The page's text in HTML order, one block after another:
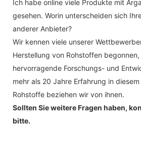
Ich habe online viele Produkte mit
gesehen. Worin unterscheiden sich
anderer Anbieter?
Wir kennen viele unserer
Herstellung von Rohstoffen
hervorragende Forschungs- und
mehr als 20 Jahre Erfahrung in
Rohstoffe beziehen wir von ihnen.
Sollten Sie weitere Fragen haben,
bitte.